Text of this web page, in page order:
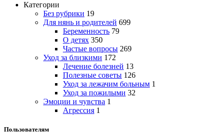
Категории
Без рубрики 19
Для нянь и родителей 699
Беременность 79
О детях 350
Частые вопросы 269
Уход за близкими 172
Лечение болезней 13
Полезные советы 126
Уход за лежачим больным 1
Уход за пожилыми 32
Эмоции и чувства 1
Агрессия 1
Пользователям